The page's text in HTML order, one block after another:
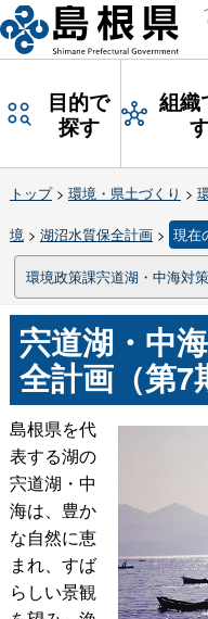
目的で
探す
組織
トップ> 環境・県土づくり >
境> 湖沼水質保全計画> 現在
環境政策課宍道湖・中海対
宍道湖・中
全計画（第7
島根県を代
表する湖の
宍道湖・中
海は、豊か
な自然に恵
まれ、すば
らしい景観